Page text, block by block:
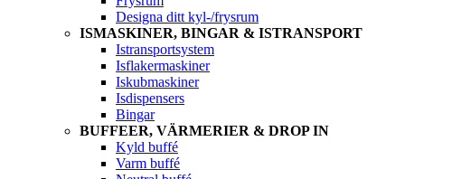
Designa ditt kyl-/frysrum
ISMASKINER, BINGAR & ISTRANSPORT
Istransportsystem
Isflakermaskiner
Iskubmaskiner
Isdispensers
Bingar
BUFFEER, VÄRMERIER & DROP IN
Kyld buffé
Varm buffé